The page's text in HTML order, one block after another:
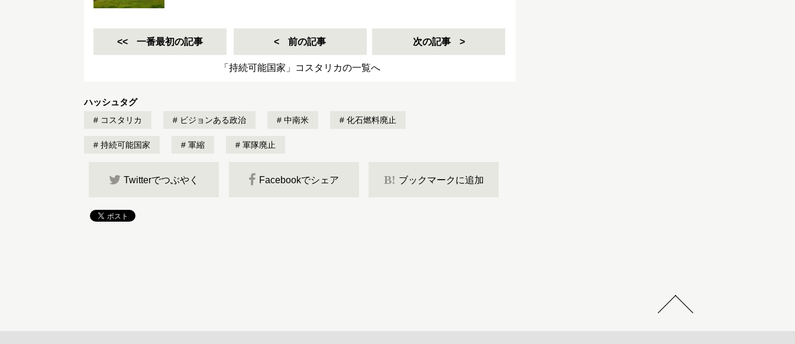
一番最初の記事 前の記事 次の記事
「持続可能国家」コスタリカの一覧へ
ハッシュタグ
コスタリカ ビジョンある政治 中南米 化石燃料廃止
持続可能国家 軍縮 軍隊廃止
Twitterでつぶやく Facebookでシェア B! ブックマークに追加